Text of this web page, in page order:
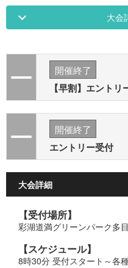
大会
開催終了
【早割】エントリ
開催終了
エントリー受付
大会詳細
【受付場所】
彩湖道満グリーンパーク多
【スケジュール】
8時30分 受付スタート～各